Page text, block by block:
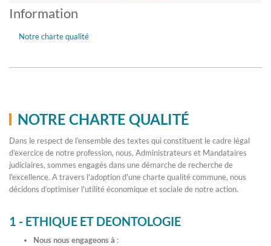
Information
Notre charte qualité
NOTRE CHARTE QUALITÉ
Dans le respect de l’ensemble des textes qui constituent le cadre légal
d’exercice de notre profession, nous, Administrateurs et Mandataires
judiciaires, sommes engagés dans une démarche de recherche de
l'excellence. A travers l'adoption d'une charte qualité commune, nous
décidons d’optimiser l'utilité économique et sociale de notre action.
1 - ETHIQUE ET DEONTOLOGIE
Nous nous engageons à :